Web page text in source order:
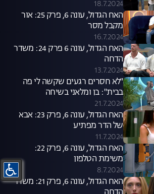
18.7.2024
האח הגדול, עונה 6, פרק 25: אור
מקבל מסר
16.7.2024
האח הגדול, עונה 6 פרק 24: משדר
הדחה
13.7.2024
"לא חסרים רגעים שקשה לי פה
בבית": בן ומלאני בשיחה
למיקרופון
21.7.2024
האח הגדול, עונה 6, פרק 23: אבא
של הדר מפתיע
11.7.2024
האח הגדול, עונה 6, פרק 22:
משימת הטלפון
8.7.2024
האח הגדול, עונה 6, פרק 21: משדר